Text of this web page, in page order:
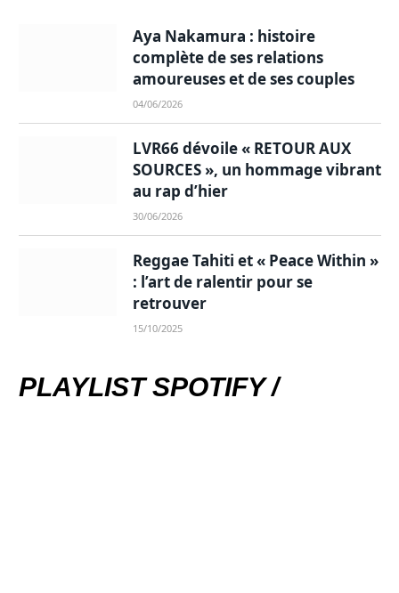
Aya Nakamura : histoire
complète de ses relations
amoureuses et de ses couples
04/06/2026
LVR66 dévoile « RETOUR AUX
SOURCES », un hommage vibrant
au rap d’hier
30/06/2026
Reggae Tahiti et « Peace Within »
: l’art de ralentir pour se
retrouver
15/10/2025
PLAYLIST SPOTIFY /